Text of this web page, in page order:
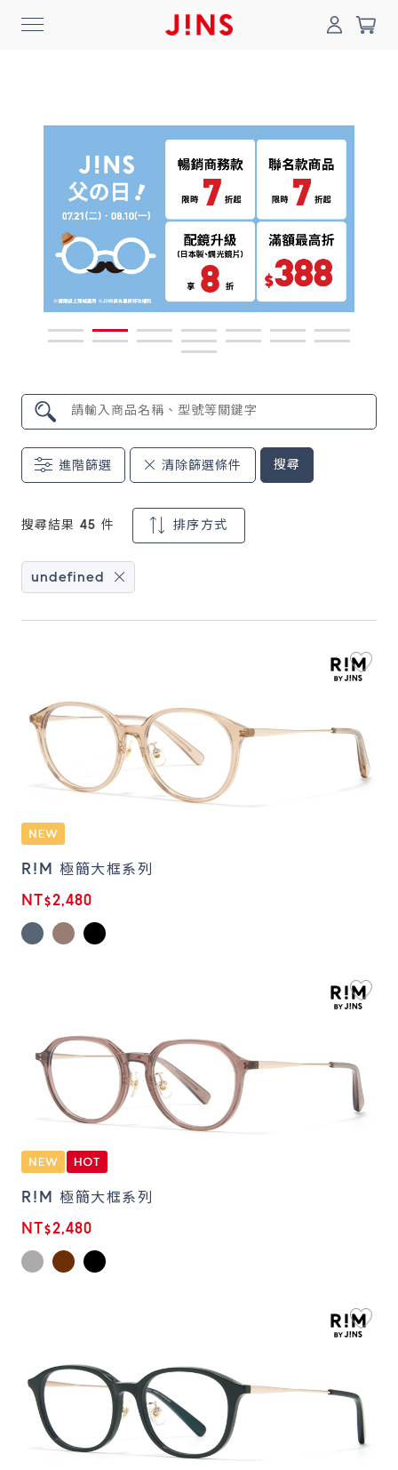
登入/註冊
最新消息
鏡片說明
Lens
常見問題
0
進階篩選 清除篩選條件 搜尋
搜尋結果 45 件 排序方式
undefined
R!M 極簡大框系列
NT$2,480
R!M 極簡大框系列
NT$2,480